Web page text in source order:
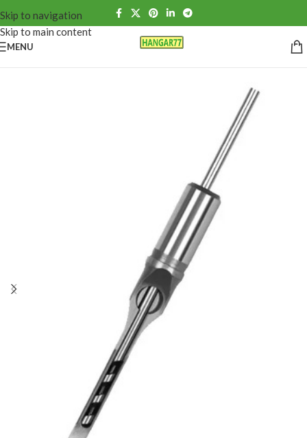
Skip to navigation
Skip to main content
MENU